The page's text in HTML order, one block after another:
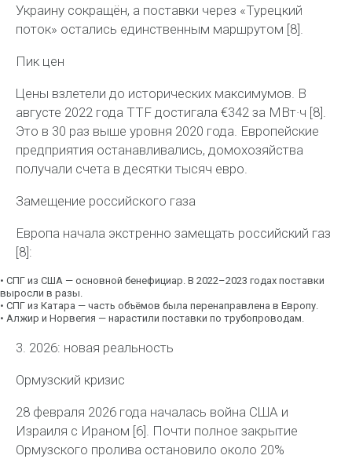
Украину сокращён, а поставки через «Турецкий
поток» остались единственным маршрутом [8].
Пик цен
Цены взлетели до исторических максимумов. В
августе 2022 года TTF достигала €342 за МВт·ч [8].
Это в 30 раз выше уровня 2020 года. Европейские
предприятия останавливались, домохозяйства
получали счета в десятки тысяч евро.
Замещение российского газа
Европа начала экстренно замещать российский газ
[8]:
• СПГ из США — основной бенефициар. В 2022–2023 годах поставки
выросли в разы.
• СПГ из Катара — часть объёмов была перенаправлена в Европу.
• Алжир и Норвегия — нарастили поставки по трубопроводам.
3. 2026: новая реальность
Ормузский кризис
28 февраля 2026 года началась война США и
Израиля с Ираном [6]. Почти полное закрытие
Ормузского пролива остановило около 20%